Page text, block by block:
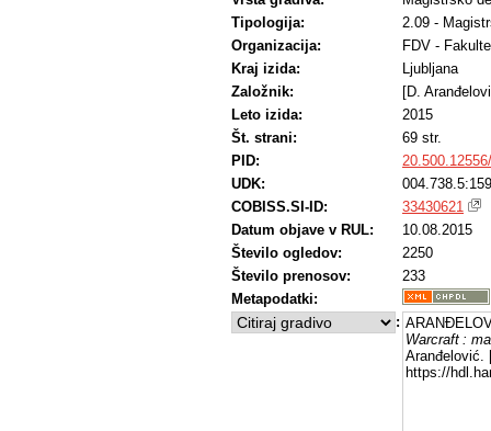
Tipologija:
2.09 -
Organizacija:
FDV -
Kraj izida:
Ljubljana
Založnik:
[D.
Leto izida:
2015
Št. strani:
69 str.
PID:
UDK:
COBISS.SI-ID:
33430621
Datum objave v RUL:
10.08.2015
Število ogledov:
2250
Število prenosov:
233
Metapodatki:
:
Warcraft :
Aranđelović.
https://